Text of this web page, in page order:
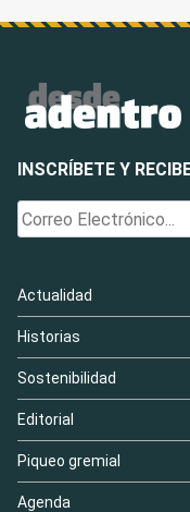
INSCRÍBETE Y
Actualidad
Historias
Sostenibilidad
Editorial
Piqueo gremial
Agenda